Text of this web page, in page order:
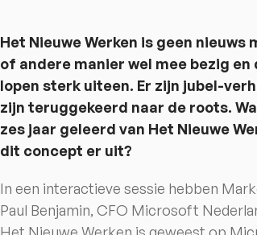
Het Nieuwe Werken is geen nieuws
of andere manier wel mee bezig
lopen sterk uiteen. Er zijn jubel-
zijn teruggekeerd naar de roots.
zes jaar geleerd van Het Nieuwe
dit concept er uit?
In een interactieve sessie hebben
Paul Benjamin, CFO Microsoft